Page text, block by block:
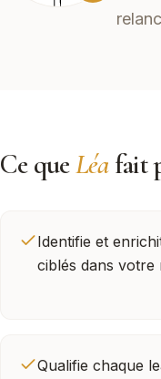
Ce queLéafait
Identifie et
ciblés dans votre
Qualifie chaque